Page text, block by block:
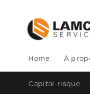
Home À
Capital-risque